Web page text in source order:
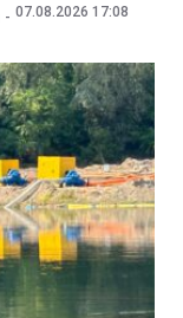
07.08.2026 17:08